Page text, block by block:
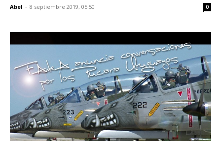
Abel - 8 septiembre 2019, 05:50 0